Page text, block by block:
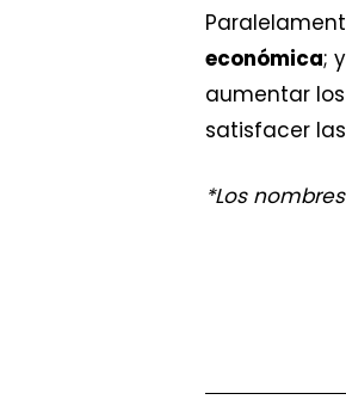
económica; y
aumentar
satisfacer
*Los